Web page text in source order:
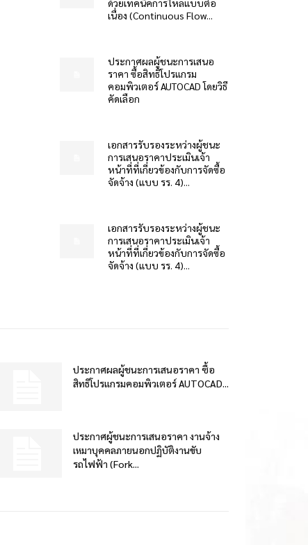
ด้วยเทคนิคการไหลแบบต่อ
เนื่อง (Continuous Flow...
ประกาศผลผู้ชนะการเสนอ
ราคา ซื้อสิทธิโปรแกรม
คอมพิวเตอร์ AUTOCAD โดยวิธี
คัดเลือก
เอกสารรับรองระหว่างผู้ชนะ
การเสนอราคาประเมินเจ้า
หน้าที่ที่เกี่ยวข้องกับการจัดซื้อ
จัดจ้าง (แบบ รร. 4)...
เอกสารรับรองระหว่างผู้ชนะ
การเสนอราคาประเมินเจ้า
หน้าที่ที่เกี่ยวข้องกับการจัดซื้อ
จัดจ้าง (แบบ รร. 4)...
ประกาศผลผู้ชนะการเสนอราคา ซื้อ
สิทธิโปรแกรมคอมพิวเตอร์ AUTOCAD...
ประกาศผู้ชนะการเสนอราคา งานจ้าง
เหมาบุคคลภายนอกปฏิบัติงานขับ
รถไฟฟ้า (Fork...